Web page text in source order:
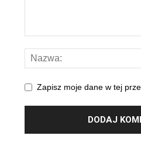
Zapisz moje dane w tej